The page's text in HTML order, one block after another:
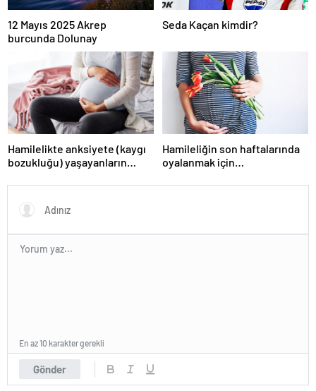
12 Mayıs 2025 Akrep
burcunda Dolunay
Seda Kaçan kimdir?
Hamilelikte anksiyete (kaygı
bozukluğu) yaşayanların
Hamileliğin son haftalarında
oyalanmak için…
Gönder
En az 10 karakter gerekli